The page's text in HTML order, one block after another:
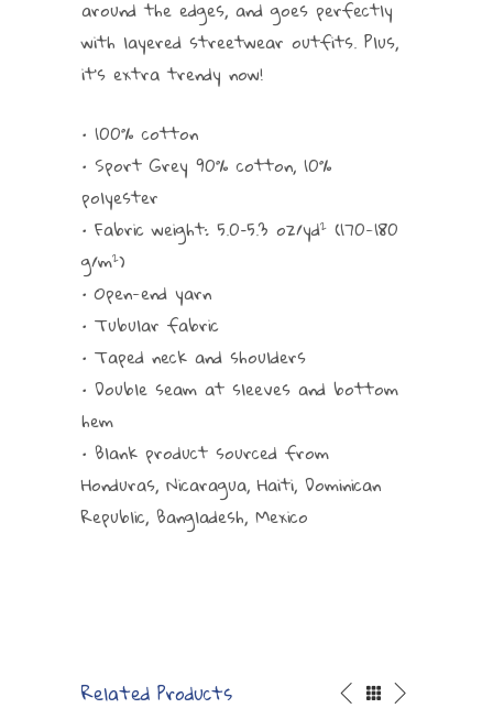
around the edges, and goes perfectly
with layered streetwear outfits. Plus,
it’s extra trendy now!
• 100% cotton
• Sport Grey 90% cotton, 10%
polyester
• Fabric weight: 5.0–5.3 oz/yd² (170-180
g/m²)
• Open-end yarn
• Tubular fabric
• Taped neck and shoulders
• Double seam at sleeves and bottom
hem
• Blank product sourced from
Honduras, Nicaragua, Haiti, Dominican
Republic, Bangladesh, Mexico
Related Products